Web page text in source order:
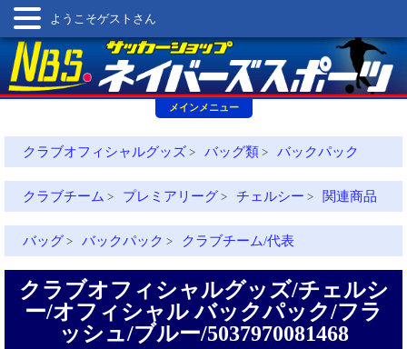
メインメニュー
ようこそゲストさん
クラブオフィシャルグッズ > バッグ類 > バックパック
クラブチーム > プレミアリーグ > チェルシー > 関連商品
バッグ > バックパック > クラブチーム/代表
クラブオフィシャルグッズ/チェルシ
ー/オフィシャル バックパック/フラ
ッシュ/ブルー/5037970081468